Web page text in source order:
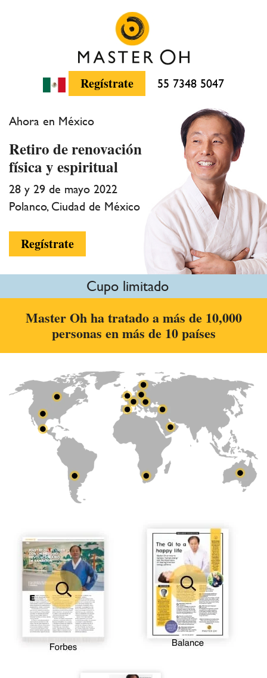
Regístrate 55 7348 5047
Ahora en México
Retiro de renovación
física y espiritual
28 y 29 de mayo 2022
Polanco, Ciudad de México
Regístrate
Cupo limitado
Master Oh ha tratado a más de 10,000
personas en más de 10 países